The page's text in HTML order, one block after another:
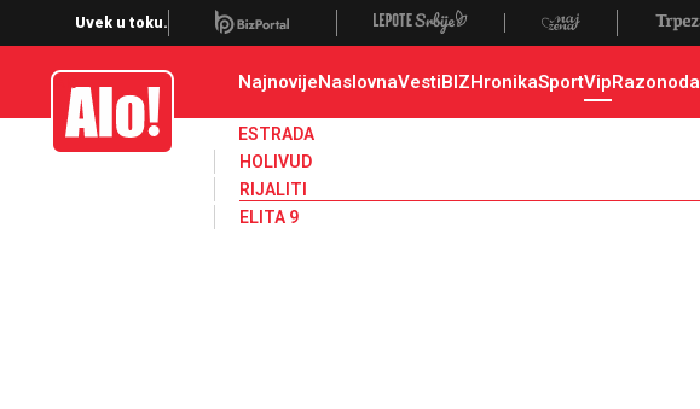
Zadruga, Rijaliti, Zadruga 4
Uvek u toku.
Alo NajnovijeNaslovnaVestiBIZHronikaSportVipRazonoda
ESTRADA
HOLIVUD
RIJALITI
ELITA 9